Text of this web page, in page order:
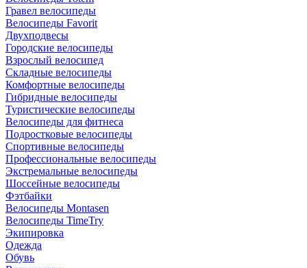
Гравел велосипеды
Велосипеды Favorit
Двухподвесы
Городские велосипеды
Взрослый велосипед
Складные велосипеды
Комфортные велосипеды
Гибридные велосипеды
Туристические велосипеды
Велосипеды для фитнеса
Подростковые велосипеды
Спортивные велосипеды
Профессиональные велосипеды
Экстремальные велосипеды
Шоссейные велосипеды
Фэтбайки
Велосипеды Montasen
Велосипеды TimeTry
Экипировка
Одежда
Обувь